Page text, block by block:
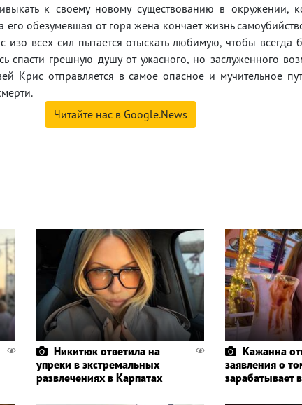
к своему новому существованию в окружении,
его обезумевшая от горя жена кончает жизнь
изо всех сил пытается отыскать любимую, чтобы всегда
спасти грешную душу от ужасного, но заслуженного
Крис отправляется в самое опасное и мучительное
Читайте нас в Google.News
Никитюк ответила на
упреки в экстремальных
развлечениях в Карпатах
Кажанна
заявления о
зарабатывает